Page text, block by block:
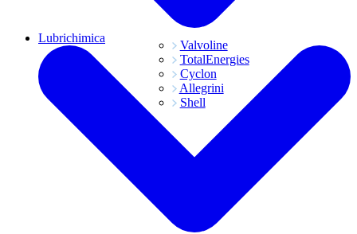
Valvoline
TotalEnergies
Cyclon
Allegrini
Shell
Lubrichimica